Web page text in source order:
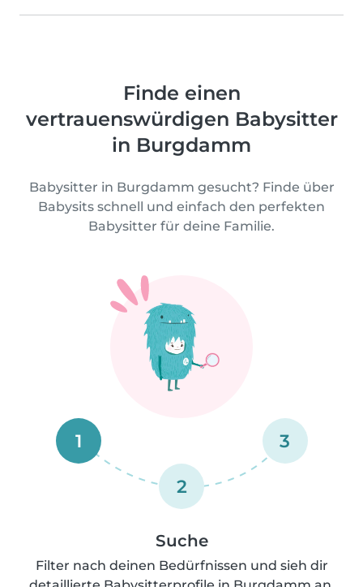
Finde einen
vertrauenswürdigen Babysitter
in Burgdamm
Babysitter in Burgdamm gesucht? Finde über
Babysits schnell und einfach den perfekten
Babysitter für deine Familie.
1
2
3
Suche
Filter nach deinen Bedürfnissen und sieh dir